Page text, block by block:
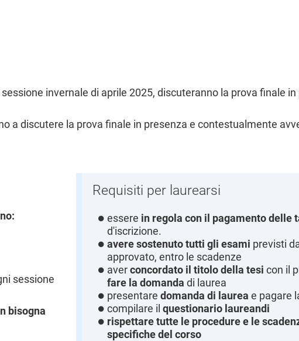
invernale di aprile 2025, discuteranno la prova finale
a discutere la prova finale in presenza e contestualmente
sessione
bisogna
Requisiti per laurearsi
essere in regola con il pagamento delle
d'iscrizione.
avere sostenuto tutti gli esami previsti
approvato, entro le scadenze
averconcordato il titolo della tesi con il
fare la domanda di laurea
presentare domanda di laurea e pagare
compilare il questionario laureandi
rispettare tutte le procedure e le
specifiche del corso